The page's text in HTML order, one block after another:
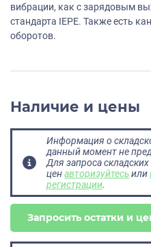
вибрации, как с зарядовым
стандарта IEPE. Также есть
оборотов.
Наличие и цены
Информация о
данный момент не
Для запроса
ценавторизуйтесьили
регистрации.
Запросить остатки и